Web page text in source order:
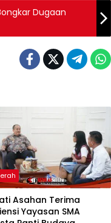
Dugaan
Asahan Terima
Yayasan SMA